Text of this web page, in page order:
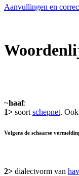
Aanvullingen en
~haaf:
1> soort schepnet.
Volgens de schaarse
2> dialectvorm van